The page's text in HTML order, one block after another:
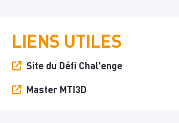
LIENS UTILES
Site du Défi Chal'enge
Master MTI3D